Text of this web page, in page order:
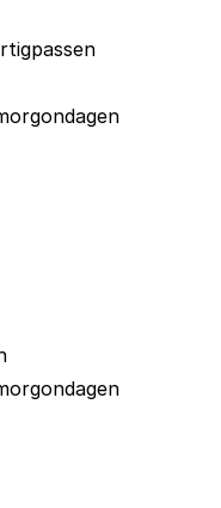
ni att bli väl
väl
vatten längs
Gold måste ha